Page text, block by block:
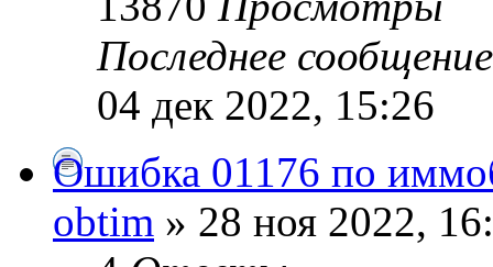
Последнее
04 дек 2022, 15:26
Ошибка 01176 по
obtim » 28 ноя 2022,